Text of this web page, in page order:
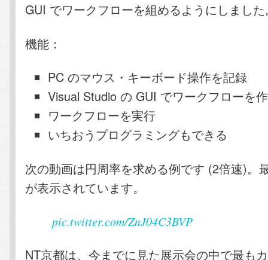
GUI でワークフローを組めるようにしまし
機能：
PC のマウス・キーボード操作を記録
Visual Studio の GUI でワークフローを
ワークフローを実行
いちおうプログラミングもできる
次の動画は円周率を求める例です (2倍速)。
が表示されています。
pic.twitter.com/ZnJ04C3BVP
NT京都は、今までに見た展示会の中で最も